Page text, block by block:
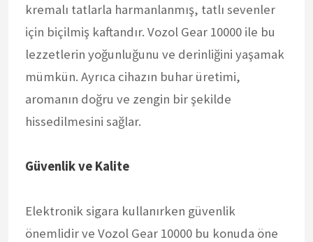
kremalı tatlarla harmanlanmış, tatlı sevenler
için biçilmiş kaftandır. Vozol Gear 10000 ile bu
lezzetlerin yoğunluğunu ve derinliğini yaşamak
mümkün. Ayrıca cihazın buhar üretimi,
aromanın doğru ve zengin bir şekilde
hissedilmesini sağlar.
Güvenlik ve Kalite
Elektronik sigara kullanırken güvenlik
önemlidir ve Vozol Gear 10000 bu konuda öne